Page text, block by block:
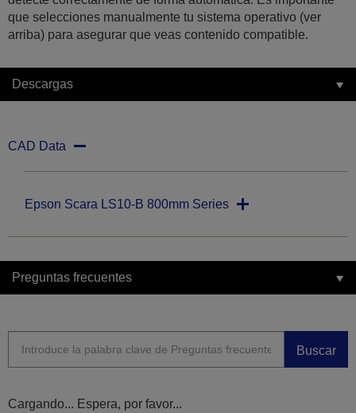
que selecciones manualmente tu sistema operativo (ver
arriba) para asegurar que veas contenido compatible.
Descargas
CAD Data
Epson Scara LS10-B 800mm Series
Preguntas frecuentes
Buscar
Cargando... Espera, por favor...